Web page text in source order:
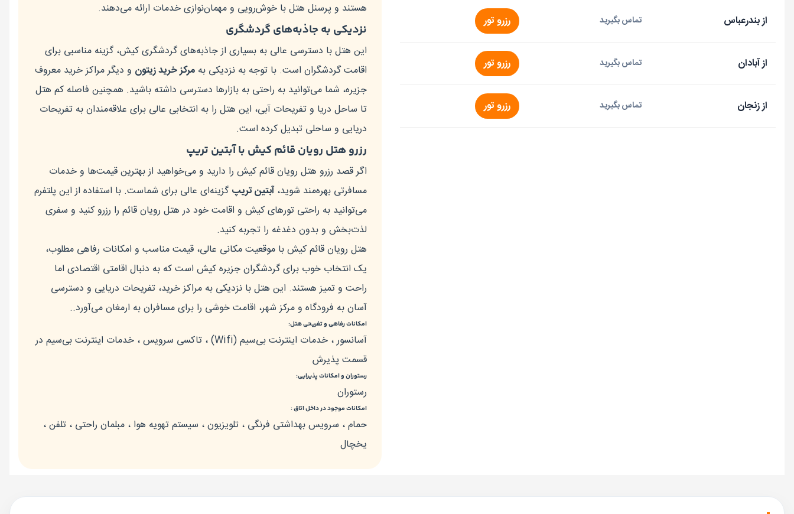
از بندرعباس تماس بگیرید رزرو تور
از آبادان تماس بگیرید رزرو تور
از زنجان تماس بگیرید رزرو تور
هستند و پرسنل هتل با خوش‌رویی و مهمان‌نوازی خدمات ارائه می‌دهند.
نزدیکی به جاذبه‌های گردشگری
این هتل با دسترسی عالی به بسیاری از جاذبه‌های گردشگری کیش، گزینه مناسبی برای
اقامت گردشگران است. با توجه به نزدیکی به مرکز خرید زیتون و دیگر مراکز خرید معروف
جزیره، شما می‌توانید به راحتی به بازارها دسترسی داشته باشید. همچنین فاصله کم هتل
تا ساحل دریا و تفریحات آبی، این هتل را به انتخابی عالی برای علاقه‌مندان به تفریحات
دریایی و ساحلی تبدیل کرده است.
رزرو هتل رویان قائم کیش با آبتین تریپ
اگر قصد رزرو هتل رویان قائم کیش را دارید و می‌خواهید از بهترین قیمت‌ها و خدمات
مسافرتی بهره‌مند شوید، آبتین تریپگزینه‌ای عالی برای شماست. با استفاده از این پلتفرم
می‌توانید به راحتی تورهای کیش و اقامت خود در هتل رویان قائم را رزرو کنید و سفری
لذت‌بخش و بدون دغدغه را تجربه کنید.
هتل رویان قائم کیش با موقعیت مکانی عالی، قیمت مناسب و امکانات رفاهی مطلوب،
یک انتخاب خوب برای گردشگران جزیره کیش است که به دنبال اقامتی اقتصادی اما
راحت و تمیز هستند. این هتل با نزدیکی به مراکز خرید، تفریحات دریایی و دسترسی
آسان به فرودگاه و مرکز شهر، اقامت خوشی را برای مسافران به ارمغان می‌آورد..
امکانات رفاهی و تفریحی هتل:
آسانسور ، خدمات اينترنت بی‌سیم (Wifi) ، تاکسی سرویس ، خدمات اينترنت بی‌سیم در
قسمت پذیرش
رستوران و امکانات پذیرایی:
رستوران
امکانات موجود در داخل اتاق :
حمام ، سرویس بهداشتی فرنگی ، تلویزیون ، سیستم تهویه هوا ، مبلمان راحتی ، تلفن ،
یخچال